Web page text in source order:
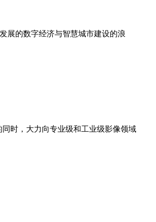
展的数字经济与智慧城市建设的浪
时，大力向专业级和工业级影像领域